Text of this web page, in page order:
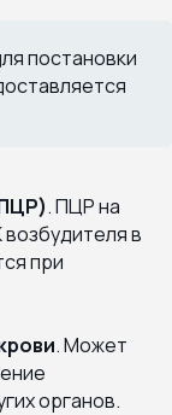
постановки
. ПЦР на
в
при
. Может
органов.